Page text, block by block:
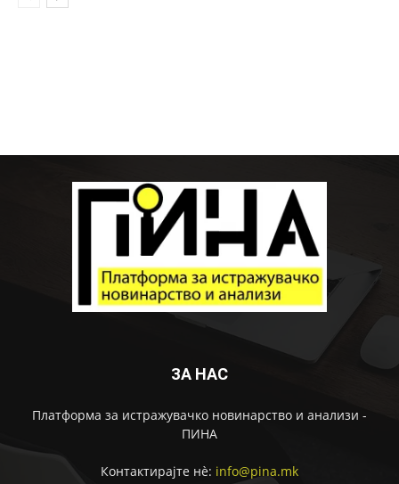
ЗА НАС
Платформа за истражувачко новинарство и анализи -
ПИНА
Контактирајте нѐ: info@pina.mk